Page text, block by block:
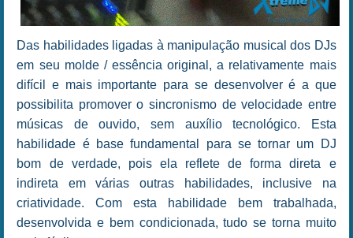
Das habilidades ligadas à manipulação musical dos DJs
em seu molde / essência original, a relativamente mais
difícil e mais importante para se desenvolver é a que
possibilita promover o sincronismo de velocidade entre
músicas de ouvido, sem auxílio tecnológico. Esta
habilidade é base fundamental para se tornar um DJ
bom de verdade, pois ela reflete de forma direta e
indireta em várias outras habilidades, inclusive na
criatividade. Com esta habilidade bem trabalhada,
desenvolvida e bem condicionada, tudo se torna muito